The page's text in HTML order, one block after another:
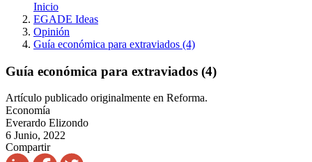
Inicio
EGADE Ideas
Opinión
Guía económica para extraviados (4)
Guía económica para extraviados (4)
Artículo publicado originalmente en Reforma.
Economía
Everardo Elizondo
6 Junio, 2022
Compartir